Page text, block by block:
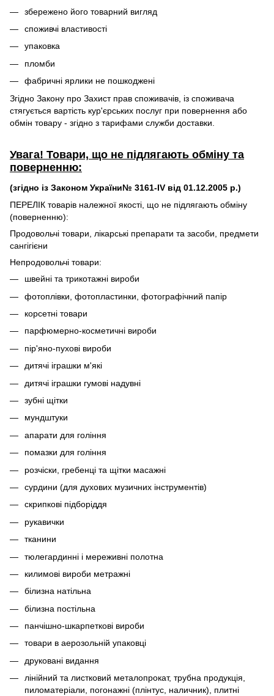
збережено його товарний вигляд
споживчі властивості
упаковка
пломби
фабричні ярлики не пошкоджені
Згідно Закону про Захист прав споживачів, із споживача
стягується вартість кур'єрських послуг при повернення або
обмін товару - згідно з тарифами служби доставки.
Увага! Товари, що не підлягають обміну та
поверненню:
(згідно із Законом України№ 3161-IV від 01.12.2005 р.)
ПЕРЕЛІК товарів належної якості, що не підлягають обміну
(поверненню):
Продовольчі товари, лікарські препарати та засоби, предмети
сангігієни
Непродовольчі товари:
швейні та трикотажні вироби
фотоплівки, фотопластинки, фотографічний папір
корсетні товари
парфюмерно-косметичні вироби
пір'яно-пухові вироби
дитячі іграшки м'які
дитячі іграшки гумові надувні
зубні щітки
мундштуки
апарати для гоління
помазки для гоління
розчіски, гребенці та щітки масажні
сурдини (для духових музичних інструментів)
скрипкові підборіддя
рукавички
тканини
тюлегардинні і мереживні полотна
килимові вироби метражні
білизна натільна
білизна постільна
панчішно-шкарпеткові вироби
товари в аерозольній упаковці
друковані видання
лінійний та листковий металопрокат, трубна продукція,
пиломатеріали, погонажні (плінтус, наличник), плитні